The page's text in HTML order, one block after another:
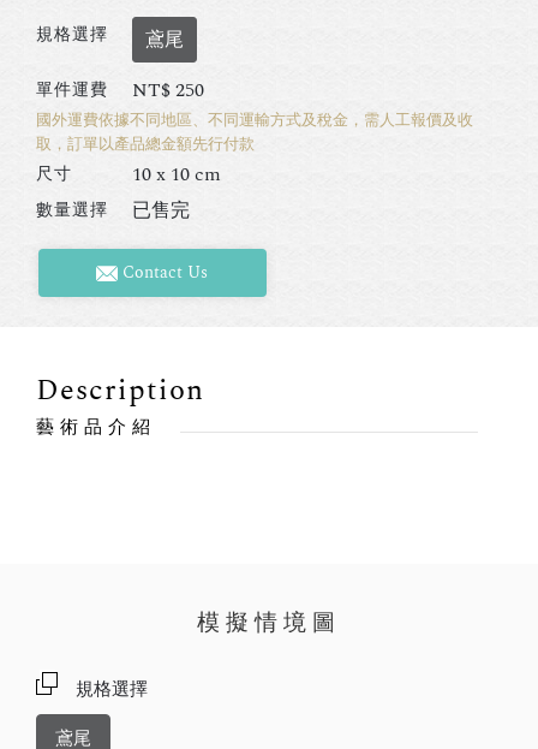
規格選擇 鳶尾
單件運費 NT$250
國外運費依據不同地區、不同運輸方式及稅金，需人工報價及收
取，訂單以產品總金額先行付款
尺寸 10 x 10 cm
數量選擇 已售完
Contact Us
Description
藝術品介紹
模擬情境圖
規格選擇
鳶尾